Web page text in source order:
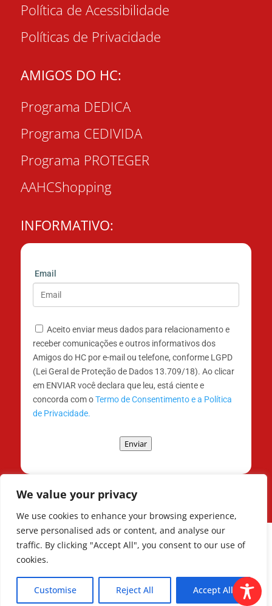
We value your privacy
We use cookies to enhance your browsing experience,
serve personalised ads or content, and analyse our
traffic. By clicking "Accept All", you consent to our use of
cookies.
Customise Reject All Accept All
Política de Acessibilidade
Políticas de Privacidade
AMIGOS DO HC:
Programa DEDICA
Programa CEDIVIDA
Programa PROTEGER
AAHCShopping
INFORMATIVO:
Email
Aceito enviar meus dados para relacionamento e
receber comunicações e outros informativos dos
Amigos do HC por e-mail ou telefone, conforme LGPD
(Lei Geral de Proteção de Dados 13.709/18). Ao clicar
em ENVIAR você declara que leu, está ciente e
concorda com oTermo de Consentimento e a Política
de Privacidade.
Enviar
Todos os Direitos Reservados © | Associação
dos Amigos do Hospital de Clínicas ®